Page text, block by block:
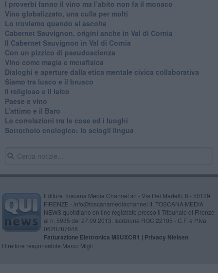
​I proverbi fanno il vino ma l’abito non fa il monaco
Vino globalizzato, una culla per molti
Lo troviamo quando si ascolta
Cabernet Sauvignon, origini anche in Val di Cornia
Il Cabernet Sauvignon in Val di Cornia
Con un pizzico di pseudoscienza
​Vino come magia e metafisica
Dialoghi e aperture dalla etica mentale civica collaborativa
Siamo tra lusco e il brusco
Il religioso e il laico
​Paese e vino
L’attimo e il Baro
Le correlazioni tra le cose ed i luoghi
​Sottotitolo enologico: lo sciogli lingua
Editore Toscana Media Channel srl - Via Dei Martelli, 8 - 50129
FIRENZE - info@toscanamediachannel.it. TOSCANA MEDIA
NEWS quotidiano on line registrato presso il Tribunale di Firenze
al n. 5935 del 27.09.2013. Iscrizione ROC 22105 - C.F. e P.Iva
0620787048
Fatturazione Elettronica M5UXCR1 | Privacy Nielsen
Direttore responsabile Marco Migli